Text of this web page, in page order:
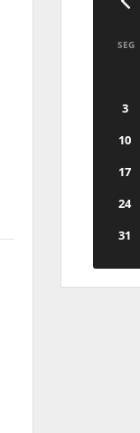
SEG
3
10
17
24
31